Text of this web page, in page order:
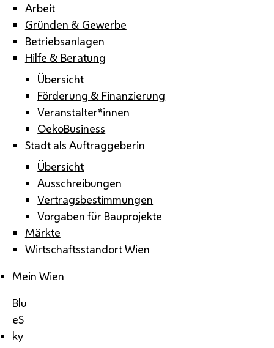
Arbeit
Gründen & Gewerbe
Betriebsanlagen
Hilfe & Beratung
Übersicht
Förderung & Finanzierung
Veranstalter*innen
OekoBusiness
Stadt als Auftraggeberin
Übersicht
Ausschreibungen
Vertragsbestimmungen
Vorgaben für Bauprojekte
Märkte
Wirtschaftsstandort Wien
Mein Wien
Blu
eS
ky